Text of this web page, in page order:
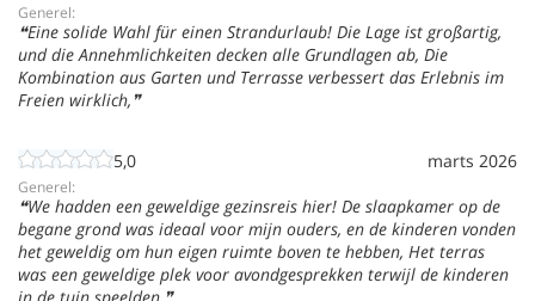
Generel:
Eine solide Wahl für einen Strandurlaub! Die Lage ist großartig,
und die Annehmlichkeiten decken alle Grundlagen ab, Die
Kombination aus Garten und Terrasse verbessert das Erlebnis im
Freien wirklich,
5,0 marts 2026
Generel:
We hadden een geweldige gezinsreis hier! De slaapkamer op de
begane grond was ideaal voor mijn ouders, en de kinderen vonden
het geweldig om hun eigen ruimte boven te hebben, Het terras
was een geweldige plek voor avondgesprekken terwijl de kinderen